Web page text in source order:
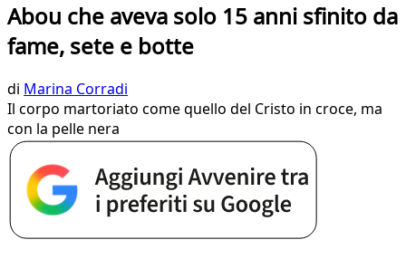
Abou che aveva solo 15 anni sfinito da
fame, sete e botte
di Marina Corradi
Il corpo martoriato come quello del Cristo in croce, ma
con la pelle nera